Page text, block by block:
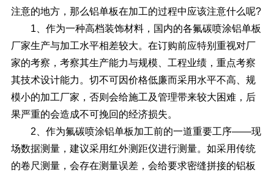
注意的地方，那么铝单板在加工的过程中应该注意什么呢?
1、作为一种高档装饰材料，国内的各氟碳喷涂铝单板
厂家生产与加工水平相差较大。在订购前应特别重视对厂
家的考察，考察其生产能力与规模、工程业绩，重点考察
其技术设计能力。切不可因价格低廉而采用水平不高、规
模小的加工厂家，否则会给施工及管理带来较大困难，后
果严重的会造成不可挽回的经济损失。
2、作为氟碳喷涂铝单板加工前的一道重要工序——现
场数据测量，建议采用红外测距仪进行测量。如采用传统
的卷尺测量，会存在测量误差，会给要求密缝拼接的铝板